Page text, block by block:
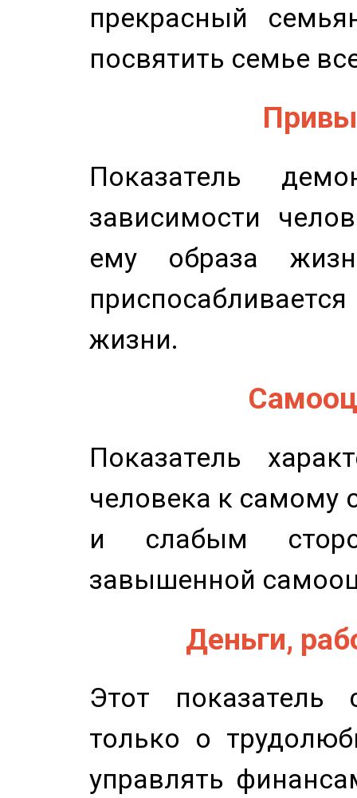
прекрасный
посвятить семье
Показатель
зависимости
ему образа
жизни.
Показатель
человека к самому
и слабым
завышенной
Деньги,
Этот показатель
только о
управлять